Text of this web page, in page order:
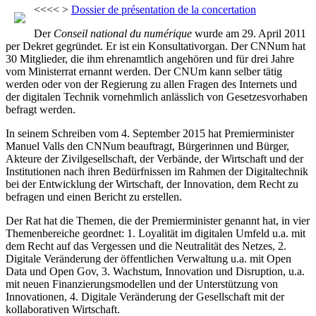
<<<< > Dossier de présentation de la concertation
Der Conseil national du numérique wurde am 29. April 2011
per Dekret gegründet. Er ist ein Konsultativorgan. Der CNNum hat
30 Mitglieder, die ihm ehrenamtlich angehören und für drei Jahre
vom Ministerrat ernannt werden. Der CNUm kann selber tätig
werden oder von der Regierung zu allen Fragen des Internets und
der digitalen Technik vornehmlich anlässlich von Gesetzesvorhaben
befragt werden.
In seinem Schreiben vom 4. September 2015 hat Premierminister
Manuel Valls den CNNum beauftragt, Bürgerinnen und Bürger,
Akteure der Zivilgesellschaft, der Verbände, der Wirtschaft und der
Institutionen nach ihren Bedürfnissen im Rahmen der Digitaltechnik
bei der Entwicklung der Wirtschaft, der Innovation, dem Recht zu
befragen und einen Bericht zu erstellen.
Der Rat hat die Themen, die der Premierminister genannt hat, in vier
Themenbereiche geordnet: 1. Loyalität im digitalen Umfeld u.a. mit
dem Recht auf das Vergessen und die Neutralität des Netzes, 2.
Digitale Veränderung der öffentlichen Verwaltung u.a. mit Open
Data und Open Gov, 3. Wachstum, Innovation und Disruption, u.a.
mit neuen Finanzierungsmodellen und der Unterstützung von
Innovationen, 4. Digitale Veränderung der Gesellschaft mit der
kollaborativen Wirtschaft.